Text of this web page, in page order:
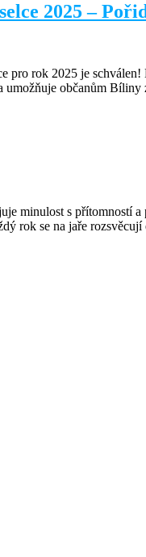
2025 –
pro rok 2025 je
umožňuje občanům
minulost s přítomností
rok se na jaře